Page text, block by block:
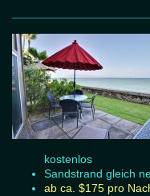
kostenlos
Sandstrand gleich
ab ca. $175 pro